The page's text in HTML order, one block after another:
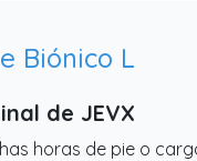
Biónico L
de JEVX
horas de pie o